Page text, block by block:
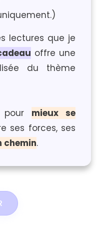
lectures que je
offre une
du thème
pour mieux se
ses forces, ses
chemin.